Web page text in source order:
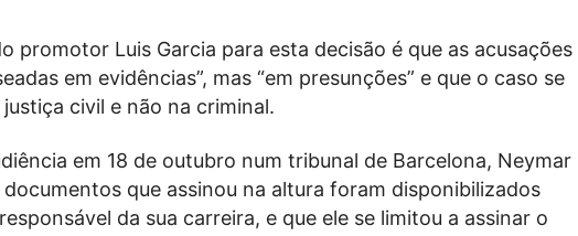
promotor Luis Garcia para esta decisão é que as acusações
em evidências”, mas “em presunções” e que o caso se
civil e não na criminal.
em 18 de outubro num tribunal de Barcelona, Neymar
que assinou na altura foram disponibilizados
da sua carreira, e que ele se limitou a assinar o